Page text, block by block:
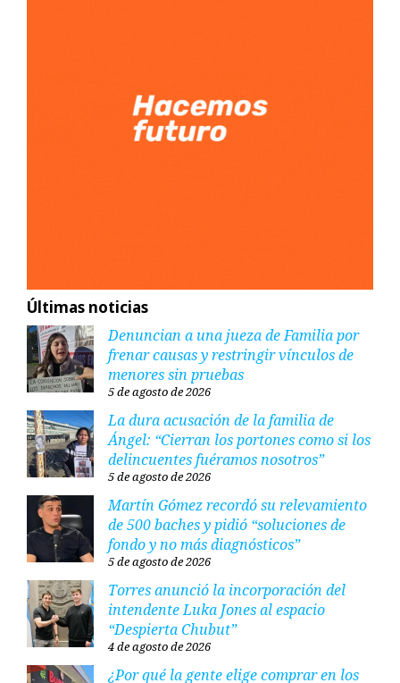
Últimas noticias
Denuncian a una jueza de Familia por
frenar causas y restringir vínculos de
menores sin pruebas
5 de agosto de 2026
La dura acusación de la familia de
Ángel: “Cierran los portones como si los
delincuentes fuéramos nosotros”
5 de agosto de 2026
Martín Gómez recordó su relevamiento
de 500 baches y pidió “soluciones de
fondo y no más diagnósticos”
5 de agosto de 2026
Torres anunció la incorporación del
intendente Luka Jones al espacio
“Despierta Chubut”
4 de agosto de 2026
¿Por qué la gente elige comprar en los